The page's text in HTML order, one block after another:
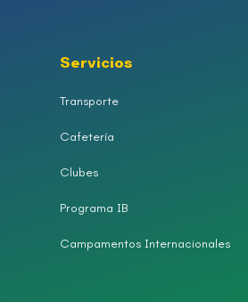
Servicios
Transporte
Cafetería
Clubes
Programa IB
Campamentos Internacionales